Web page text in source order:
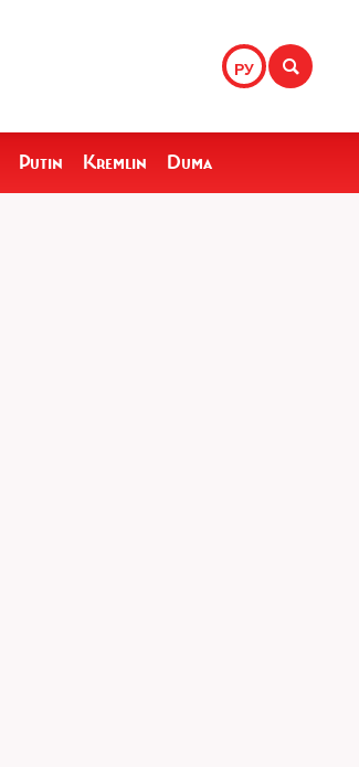
РУ
Putin Kremlin Duma